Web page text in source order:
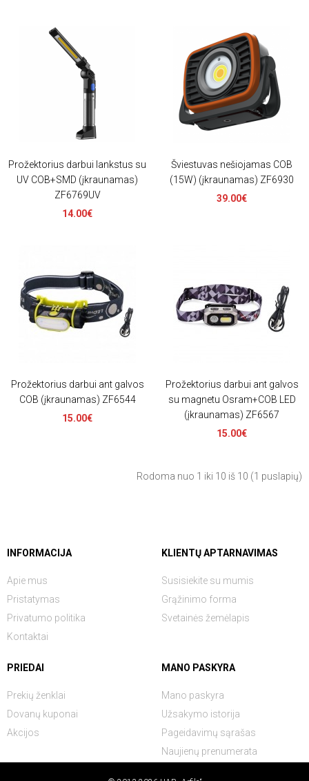
Prožektorius darbui lankstus su
UV COB+SMD (įkraunamas)
ZF6769UV
14.00€
Šviestuvas nešiojamas COB
(15W) (įkraunamas) ZF6930
39.00€
Prožektorius darbui ant galvos
COB (įkraunamas) ZF6544
15.00€
Prožektorius darbui ant galvos
su magnetu Osram+COB LED
(įkraunamas) ZF6567
15.00€
Rodoma nuo 1 iki 10 iš 10 (1 puslapių)
INFORMACIJA
Apie mus
Pristatymas
Privatumo politika
Kontaktai
KLIENTŲ APTARNAVIMAS
Susisiekite su mumis
Grąžinimo forma
Svetainės žemėlapis
PRIEDAI
Prekių ženklai
Dovanų kuponai
Akcijos
MANO PASKYRA
Mano paskyra
Užsakymo istorija
Pageidavimų sąrašas
Naujienų prenumerata